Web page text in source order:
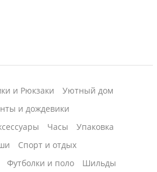
и Рюкзаки
Уютный дом
и дождевики
Часы
Упаковка
Спорт и отдых
Футболки и поло Шильды